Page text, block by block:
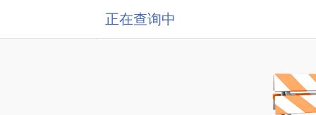
正在查询中